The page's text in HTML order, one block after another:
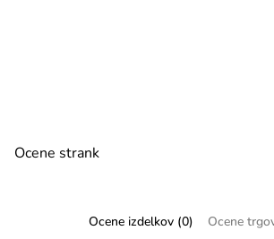
Ocene strank
Ocene izdelkov (0) Ocene